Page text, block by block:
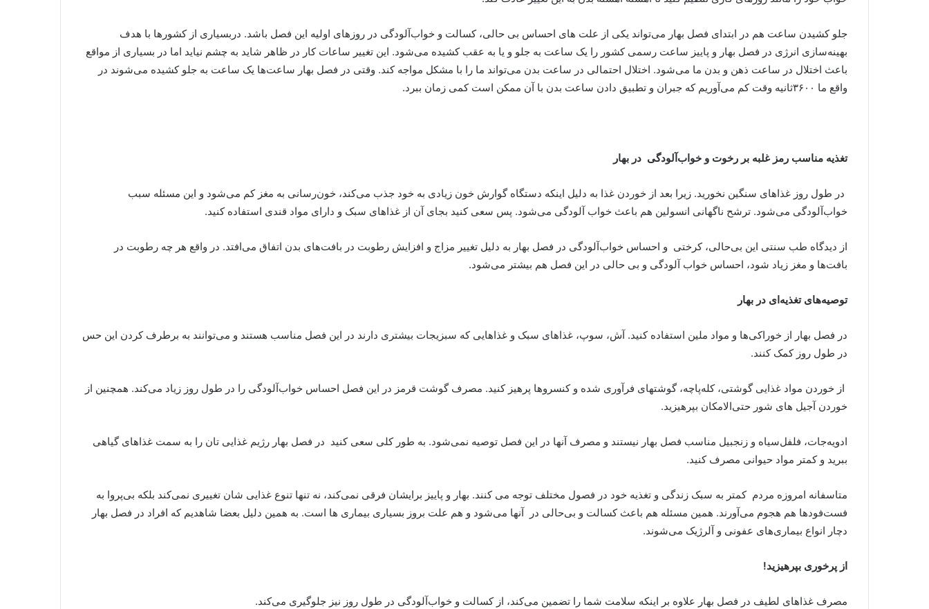
جلو کشیدن ساعت هم در ابتدای فصل بهار می‌تواند یکی از علت های احساس بی حالی، کسالت و خواب‌آلودگی در روزهای اولیه این فصل باشد. دربسیاری از کشورها با هدف
بهینه‌سازی انرژی در فصل بهار و پاییز ساعت رسمی کشور را یک ساعت به جلو و یا به عقب کشیده می‌شود. این تغییر ساعات کار در ظاهر شاید به چشم نیاید اما در بسیاری از مواقع
باعث اختلال در ساعت ذهن و بدن ما می‌شود. اختلال احتمالی در ساعت بدن می‌تواند ما را با مشکل مواجه کند. وقتی در فصل بهار ساعت‌ها یک ساعت به جلو کشیده می‌شوند در
واقع ما ۳۶۰۰ثانیه وقت کم می‌آوریم که جبران و تطبیق دادن ساعت بدن با آن ممکن است کمی زمان ببرد
.
تغذیه مناسب رمز غلبه بر رخوت و خواب‌آلودگی در بهار
در طول روز غذاهای سنگین نخورید. زیرا بعد از خوردن غذا به دلیل اینکه دستگاه گوارش خون زیادی به خود جذب می‌کند، خون‌رسانی به مغز کم می‌شود و این مسئله سبب
خواب‌آلودگی می‌شود. ترشح ناگهانی انسولین هم باعث خواب آلودگی می‌شود. پس سعی کنید بجای آن از غذاهای سبک و دارای مواد قندی استفاده کنید.
از دیدگاه طب سنتی این بی‌حالی، کرختی و احساس خواب‌آلودگی در فصل بهار به دلیل تغییر مزاج و افزایش رطوبت در بافت‌های بدن اتفاق می‌افتد. در واقع هر چه رطوبت در
بافت‌ها و مغز زیاد شود، احساس خواب آلودگی و بی حالی در این فصل هم بیشتر می‌شود.
توصیه‌های تغذیه‌ای در بهار
در فصل بهار از خوراکی‌ها و مواد ملین استفاده کنید. آش، سوپ، غذاهای سبک و غذاهایی که سبزیجات بیشتری دارند در این فصل مناسب هستند و می‌توانند به برطرف کردن این حس
در طول روز کمک کنند.
از خوردن مواد غذایی گوشتی، کله‌پاچه، گوشتهای فرآوری شده و کنسروها پرهیز کنید. مصرف گوشت قرمز در این فصل احساس خواب‌آلودگی را در طول روز زیاد می‌کند. همچنین از
خوردن آجیل های شور حتی‌الامکان بپرهیزید.
ادویه‌جات، فلفل‌سیاه و زنجبیل مناسب فصل بهار نیستند و مصرف آنها در این فصل توصیه نمی‌شود. به طور کلی سعی کنید در فصل بهار رژیم غذایی تان را به سمت غذاهای گیاهی
ببرید و کمتر مواد حیوانی مصرف کنید.
متاسفانه امروزه مردم کمتر به سبک زندگی و تغذیه خود در فصول مختلف توجه می کنند. بهار و پاییز برایشان فرقی نمی‌کند، نه تنها تنوع غذایی شان تغییری نمی‌کند بلکه بی‌پروا به
فست‌فودها هم هجوم می‌آورند. همین مسئله هم باعث کسالت و بی‌حالی در آنها می‌شود و هم علت بروز بسیاری بیماری ها است. به همین دلیل بعضا شاهدیم که افراد در فصل بهار
دچار انواع بیماری‌های عفونی و آلرژیک می‌شوند.
از پرخوری بپرهیزید!
مصرف غذاهای لطیف در فصل بهار علاوه بر اینکه سلامت شما را تضمین می‌کند، از کسالت و خواب‌آلودگی در طول روز نیز جلوگیری می‌کند.